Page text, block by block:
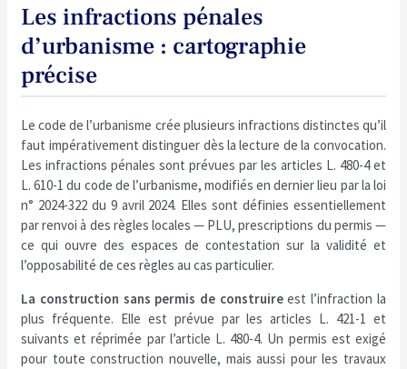
Les infractions pénales
d’urbanisme : cartographie
précise
Le code de l’urbanisme crée plusieurs infractions distinctes qu’il
faut impérativement distinguer dès la lecture de la convocation.
Les infractions pénales sont prévues par les articles L. 480-4 et
L. 610-1 du code de l’urbanisme, modifiés en dernier lieu par la loi
n° 2024-322 du 9 avril 2024. Elles sont définies essentiellement
par renvoi à des règles locales — PLU, prescriptions du permis —
ce qui ouvre des espaces de contestation sur la validité et
l’opposabilité de ces règles au cas particulier.
La construction sans permis de construireest l’infraction la
plus fréquente. Elle est prévue par les articles L. 421-1 et
suivants et réprimée par l’article L. 480-4. Un permis est exigé
pour toute construction nouvelle, mais aussi pour les travaux